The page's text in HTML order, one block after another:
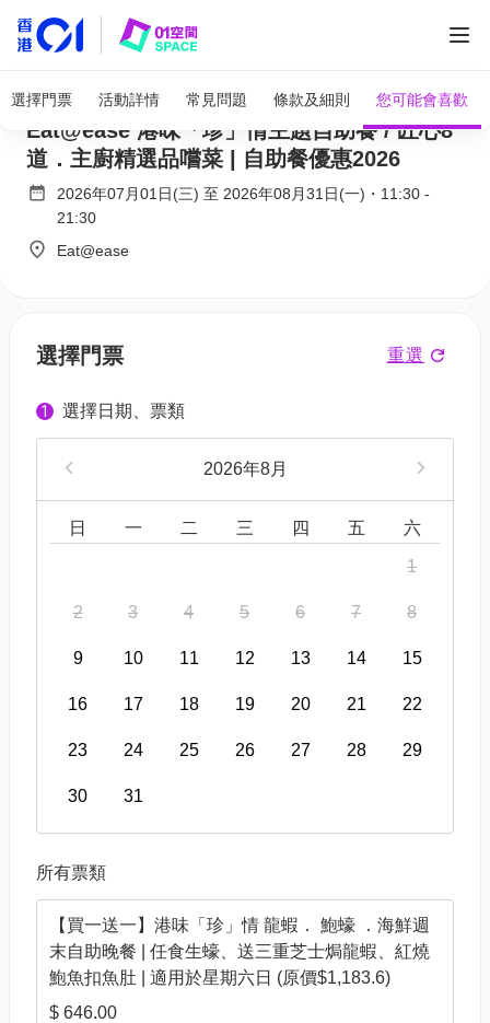
選擇門票 活動詳情 常見問題 條款及細則 您可能會喜歡
旭逸酒店·荃灣自助餐 快閃買一送一 |
Eat@ease 港味「珍」情主題自助餐 / 匠心8
道．主廚精選品嚐菜 | 自助餐優惠2026
2026年07月01日(三) 至 2026年08月31日(一) ・ 11:30 -
21:30
Eat@ease
選擇門票 重選
1 選擇日期、票類
2026年8月
日 一 二 三 四 五 六
1
2 3 4 5 6 7 8
9 10 11 12 13 14 15
16 17 18 19 20 21 22
23 24 25 26 27 28 29
30 31
所有票類
【買一送一】港味「珍」情 龍蝦． 鮑蠔 ．海鮮週
末自助晚餐 | 任食生蠔、送三重芝士焗龍蝦、紅燒
鮑魚扣魚肚 | 適用於星期六日 (原價$1,183.6)
$ 646.00